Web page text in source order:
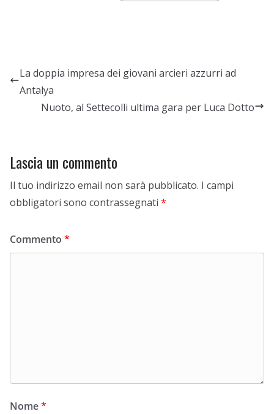
La doppia impresa dei giovani arcieri azzurri ad
Antalya
Nuoto, al Settecolli ultima gara per Luca Dotto
Lascia un commento
Il tuo indirizzo email non sarà pubblicato. I campi
obbligatori sono contrassegnati *
Commento *
Nome*